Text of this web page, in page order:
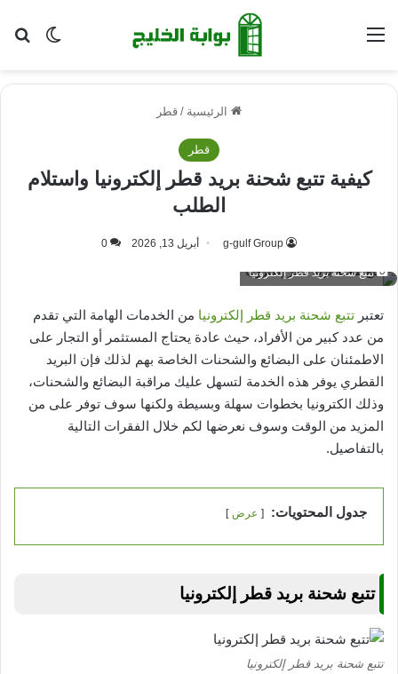
الوضع القائمة
الرئيسية / قطر
قطر
كيفية تتبع شحنة بريد قطر إلكترونيا واستلام
الطلب
g-gulf Group أبريل 13, 2026 0
تتبع شحنة بريد قطر إلكترونيا
تعتبر تتبع شحنة بريد قطر إلكترونيا من الخدمات الهامة التي تقدم
من عدد كبير من الأفراد، حيث عادة يحتاج المستثمر أو التجار على
الاطمئنان على البضائع والشحنات الخاصة بهم لذلك فإن البريد
القطري يوفر هذه الخدمة لتسهل عليك مراقبة البضائع والشحنات،
وذلك الكترونيا بخطوات سهلة وبسيطة ولكنها سوف توفر على من
المزيد من الوقت وسوف نعرضها لكم خلال الفقرات التالية
بالتفاصيل.
جدول المحتويات: عرض
تتبع شحنة بريد قطر إلكترونيا
تتبع شحنة بريد قطر إلكترونيا